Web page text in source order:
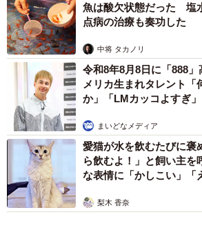
魚は酸欠状態だった 塩
点病の治療も奏功した
中将 タカノリ
令和8年8月8日に「888
メリカ生まれタレント「
か」「LMカッコよすぎ」
まいどなメディア
愛猫が水を飲むたびに
ら飲むよ！」と飼い主
な表情に「かしこい」「
梨木 香奈